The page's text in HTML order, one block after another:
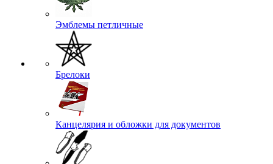
Эмблемы петличные
Брелоки
Канцелярия и обложки для документов